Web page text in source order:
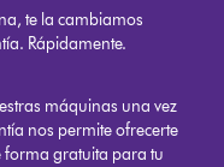
te la cambiamos
Rápidamente.
máquinas una vez
nos permite ofrecerte
forma gratuita para tu